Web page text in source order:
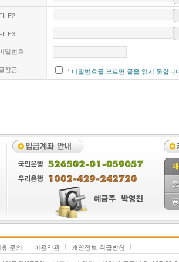
밀번호
잠금 * 비밀번호를 모르면 글을 읽지 못합니
문의 이용약관 개인정보 취급방침